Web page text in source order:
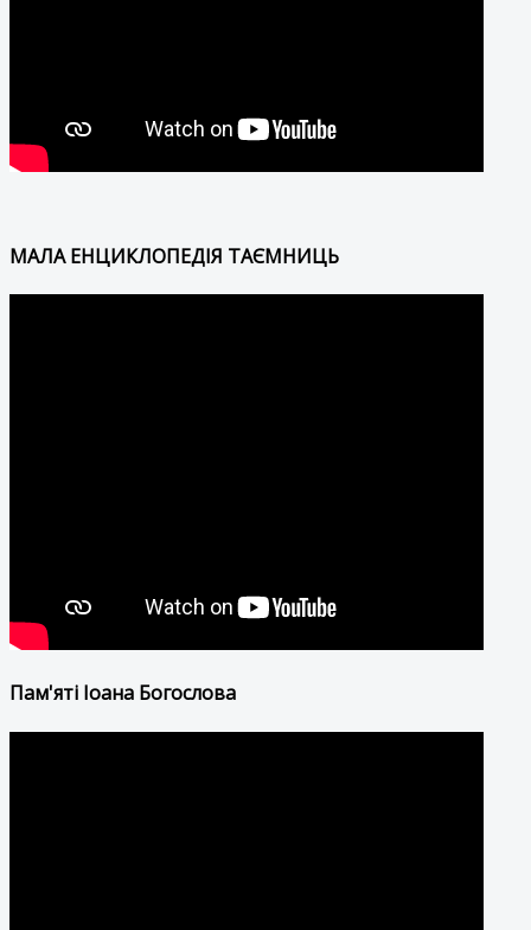
МАЛА ЕНЦИКЛОПЕДІЯ ТАЄМНИЦЬ
Пам'яті Іоана Богослова